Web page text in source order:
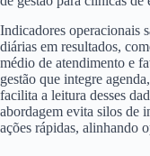
Indicadores operacionais
diárias em resultados,
médio de atendimento e
gestão que integre
facilita a leitura desses
abordagem evita silos de
ações rápidas, alinhando